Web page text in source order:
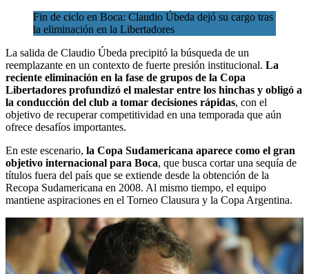
Fin de ciclo en Boca: Claudio Úbeda dejó su cargo tras
la eliminación en la Libertadores
La salida de Claudio Úbeda precipitó la búsqueda de un
reemplazante en un contexto de fuerte presión institucional. La
reciente eliminación en la fase de grupos de la Copa
Libertadores profundizó el malestar entre los hinchas y obligó a
la conducción del club a tomar decisiones rápidas, con el
objetivo de recuperar competitividad en una temporada que aún
ofrece desafíos importantes.
En este escenario, la Copa Sudamericana aparece como el gran
objetivo internacional para Boca, que busca cortar una sequía de
títulos fuera del país que se extiende desde la obtención de la
Recopa Sudamericana en 2008. Al mismo tiempo, el equipo
mantiene aspiraciones en el Torneo Clausura y la Copa Argentina.